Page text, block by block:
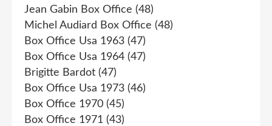
Jean Gabin Box Office (48)
Michel Audiard Box Office (48)
Box Office Usa 1963 (47)
Box Office Usa 1964 (47)
Brigitte Bardot (47)
Box Office Usa 1973 (46)
Box Office 1970 (45)
Box Office 1971 (43)